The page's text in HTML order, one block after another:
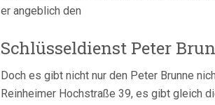
er angeblich den
Schlüsseldienst Peter
Doch es gibt nicht nur den Peter Brunne
Reinheimer Hochstraße 39, es gibt gleich